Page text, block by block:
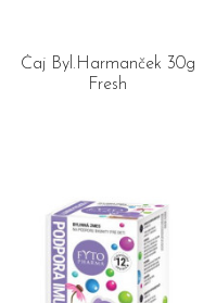
Čaj Byl.Harmanček 30g
Fresh